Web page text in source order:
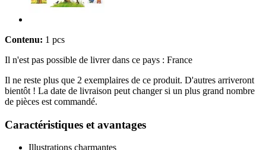
Contenu: 1 pcs
Il n'est pas possible de livrer dans ce pays : France
Il ne reste plus que 2 exemplaires de ce produit. D'autres arriveront
bientôt ! La date de livraison peut changer si un plus grand nombre
de pièces est commandé.
Caractéristiques et avantages
Illustrations charmantes